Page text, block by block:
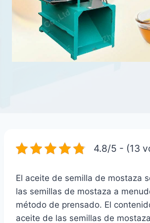
4.8/5 - (13
El aceite de semilla de mostaza
las semillas de mostaza a
método de prensado. El
aceite de las semillas de